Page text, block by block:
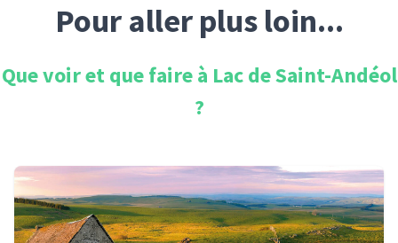
Pour aller plus loin...
Que voir et que faire à Lac de Saint-Andéol
?